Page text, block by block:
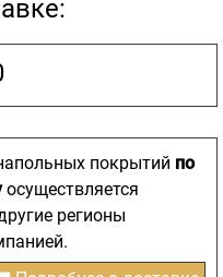
покрытий по
осуществляется
регионы